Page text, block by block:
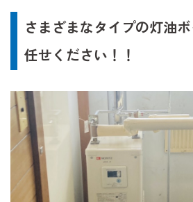
さまざまなタイプの灯油
任せください！！